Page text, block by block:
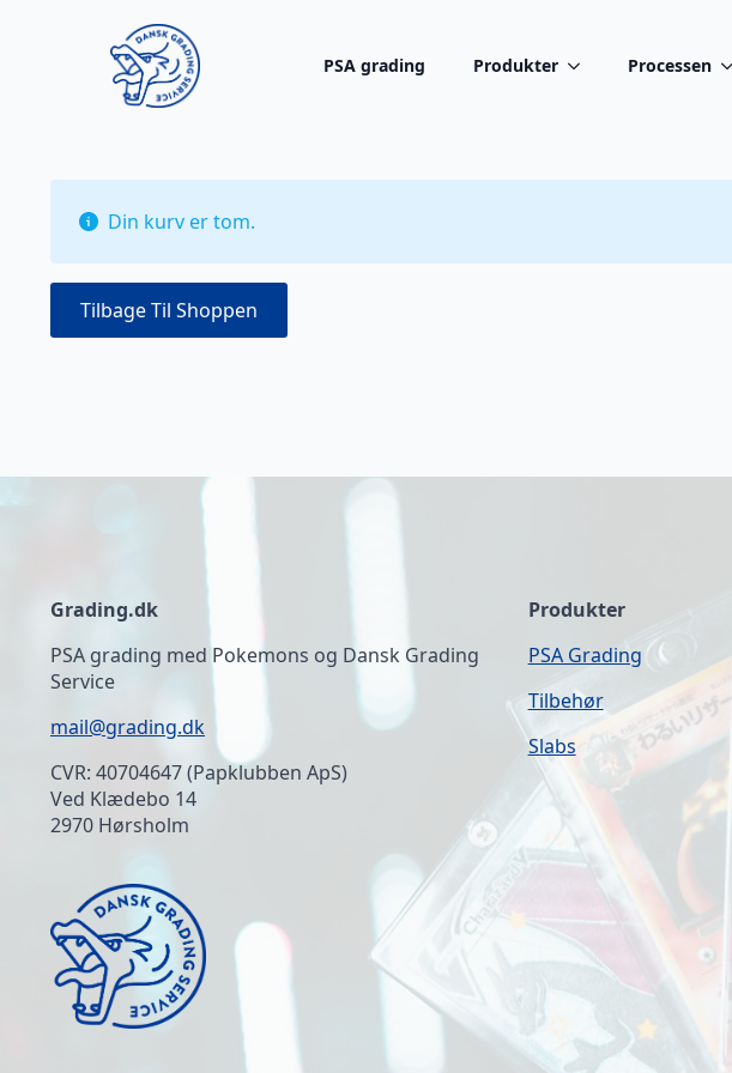
PSA grading Produkter Processen
Din kurv er tom.
Tilbage Til Shoppen
Grading.dk
PSA grading med Pokemons og Dansk Grading
Service
mail@grading.dk
CVR: 40704647 (Papklubben ApS)
Ved Klædebo 14
2970 Hørsholm
Produkter
PSA Grading
Tilbehør
Slabs